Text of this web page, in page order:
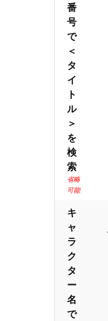
番
号
で
＜
タ
イ
ト
ル
＞
を
検
索
省略
可能
キ
ャ
ラ
ク
タ
ー
名
で